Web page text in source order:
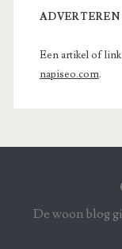
Een artikel of link
napiseo.com.
De woon blog